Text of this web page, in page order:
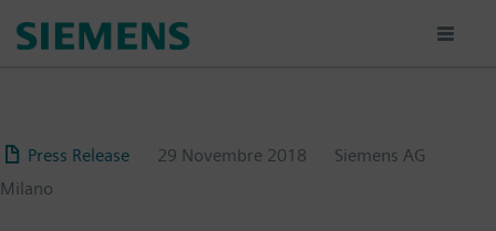
Press Release 29 Novembre 2018
Siemens AG
Milano